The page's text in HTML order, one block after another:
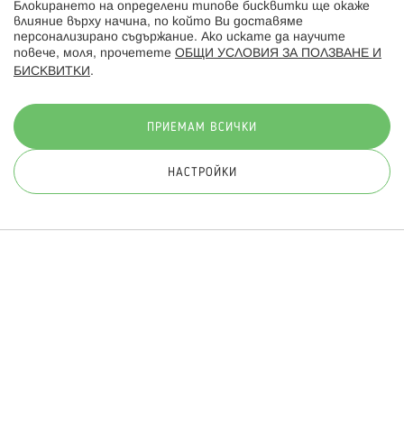
© 2026 Hippoland.net. Всички права запазени
Блокирането на определени типове бисквитки ще окаже
влияние върху начина, по който Ви доставяме
персонализирано съдържание. Ако искате да научите
повече, моля, прочетете ОБЩИ УСЛОВИЯ ЗА ПОЛЗВАНЕ И
БИСКВИТКИ .
ПРИЕМАМ ВСИЧКИ
НАСТРОЙКИ